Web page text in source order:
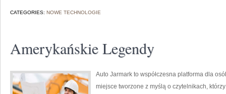
CATEGORIES: NOWE TECHNOLOGIE
Amerykańskie Legendy
Auto Jarmark to współczesna platforma dla
miejsce tworzone z myślą o czytelnikach,